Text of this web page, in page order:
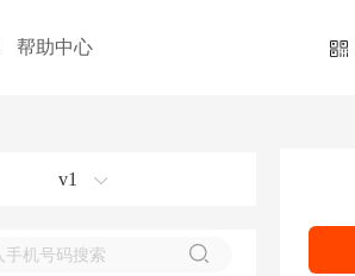
帮助中心
v1